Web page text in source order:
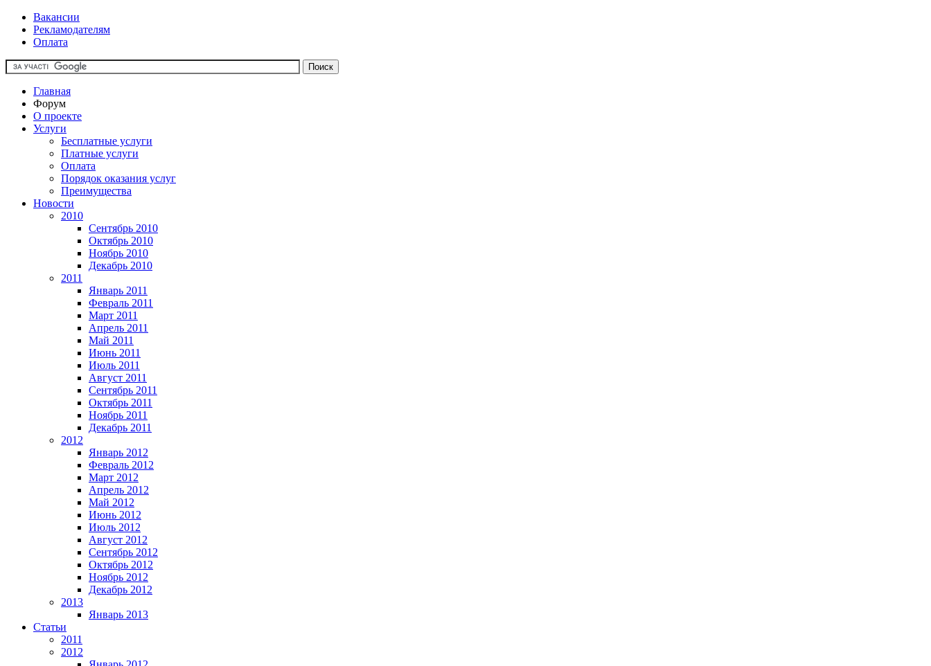
Вакансии
Рекламодателям
Оплата
Главная
Форум
О проекте
Услуги
Бесплатные услуги
Платные услуги
Оплата
Порядок оказания услуг
Преимущества
Новости
2010
Сентябрь 2010
Октябрь 2010
Ноябрь 2010
Декабрь 2010
2011
Январь 2011
Февраль 2011
Март 2011
Апрель 2011
Май 2011
Июнь 2011
Июль 2011
Август 2011
Сентябрь 2011
Октябрь 2011
Ноябрь 2011
Декабрь 2011
2012
Январь 2012
Февраль 2012
Март 2012
Апрель 2012
Май 2012
Июнь 2012
Июль 2012
Август 2012
Сентябрь 2012
Октябрь 2012
Ноябрь 2012
Декабрь 2012
2013
Январь 2013
Статьи
2011
2012